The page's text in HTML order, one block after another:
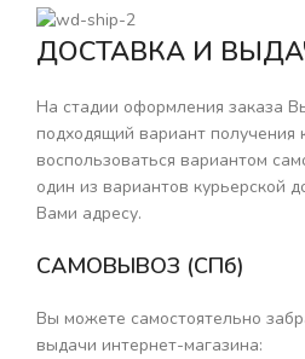
ДОСТАВКА И
На стадии оформления заказа
подходящий вариант получения
воспользоваться вариантом
один из вариантов курьерской
Вами адресу.
САМОВЫВОЗ (СПб)
Вы можете самостоятельно
выдачи интернет-магазина: